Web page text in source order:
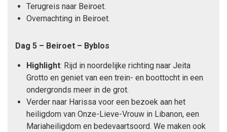
Terugreis naar Beiroet.
Overnachting in Beiroet.
Dag 5 – Beiroet – Byblos
Highlight: Rijd in noordelijke richting naar Jeita
Grotto en geniet van een trein- en boottocht in een
ondergronds meer in de grot.
Verder naar Harissa voor een bezoek aan het
heiligdom van Onze-Lieve-Vrouw in Libanon, een
Mariaheiligdom en bedevaartsoord. We maken ook